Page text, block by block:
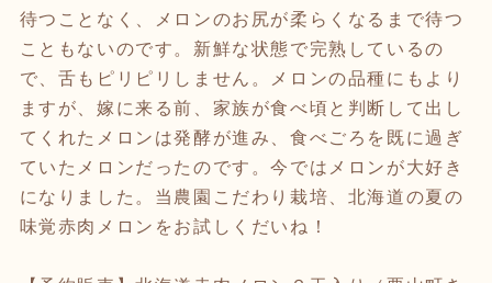
待つことなく、メロンのお尻が柔らくなるまで待つ
こともないのです。新鮮な状態で完熟しているの
で、舌もピリピリしません。メロンの品種にもより
ますが、嫁に来る前、家族が食べ頃と判断して出し
てくれたメロンは発酵が進み、食べごろを既に過ぎ
ていたメロンだったのです。今ではメロンが大好き
になりました。当農園こだわり栽培、北海道の夏の
味覚赤肉メロンをお試しくだいね！